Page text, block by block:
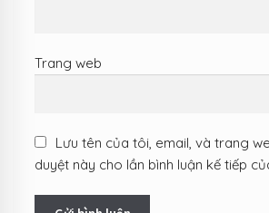
Trang web
Lưu tên của tôi, email, và trang
duyệt này cho lần bình luận kế tiếp